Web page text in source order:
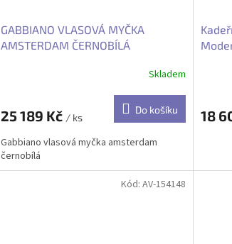
GABBIANO VLASOVÁ MYČKA
AMSTERDAM ČERNOBÍLÁ
Skladem
25 189 Kč / ks
Do košíku
Gabbiano vlasová myčka amsterdam
černobílá
18
Kód: AV-154148